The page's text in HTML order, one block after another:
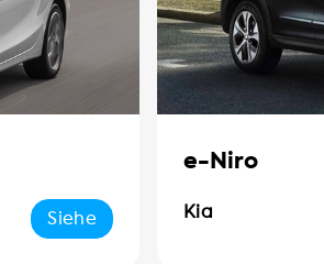
Siehe
e-Niro
Kia